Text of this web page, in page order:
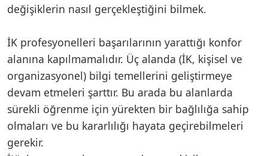
değişiklerin nasıl gerçekleştiğini bilmek.
İK profesyonelleri başarılarının yarattığı konfor
alanına kapılmamalıdır. Üç alanda (İK, kişisel ve
organizasyonel) bilgi temellerini geliştirmeye
devam etmeleri şarttır. Bu arada bu alanlarda
sürekli öğrenme için yürekten bir bağlılığa sahip
olmaları ve bu kararlılığı hayata geçirebilmeleri
gerekir.